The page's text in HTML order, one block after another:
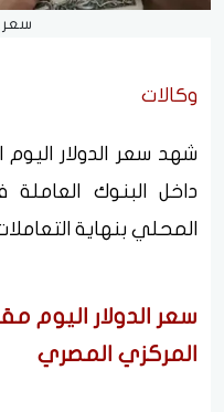
سعر
وكالات
داخل البنوك
المحلي بنهاية
سعر الدولار اليوم
المركزي المصري